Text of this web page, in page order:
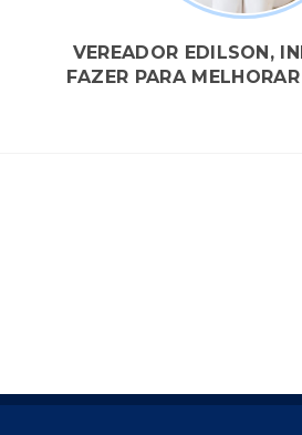
VEREADOR EDILSON,
FAZER PARA